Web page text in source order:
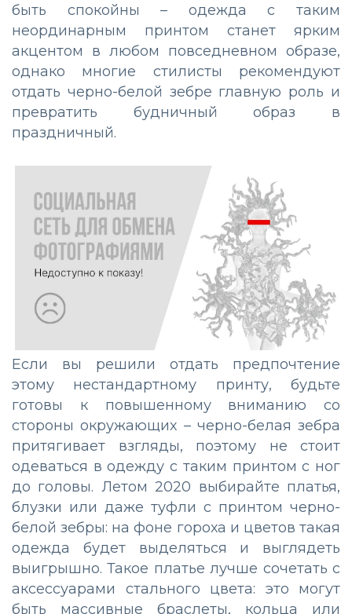
быть спокойны – одежда с таким
неординарным принтом станет ярким
акцентом в любом повседневном образе,
однако многие стилисты рекомендуют
отдать черно-белой зебре главную роль и
превратить будничный образ в
праздничный.
Если вы решили отдать предпочтение
этому нестандартному принту, будьте
готовы к повышенному вниманию со
стороны окружающих – черно-белая зебра
притягивает взгляды, поэтому не стоит
одеваться в одежду с таким принтом с ног
до головы. Летом 2020 выбирайте платья,
блузки или даже туфли с принтом черно-
белой зебры: на фоне гороха и цветов такая
одежда будет выделяться и выглядеть
выигрышно. Такое платье лучше сочетать с
аксессуарами стального цвета: это могут
быть массивные браслеты, кольца или